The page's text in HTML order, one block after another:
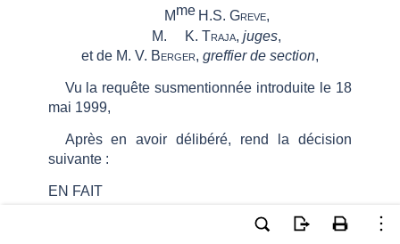
Mme H.S. Greve,
M.
K. Traja, juges,
et de M. V. Berger, greffier de section,
Vu la requête susmentionnée introduite le 18
mai 1999,
Après en avoir délibéré, rend la décision
suivante :
EN FAIT
Taşkın
, est un